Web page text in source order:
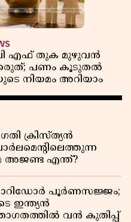
പി എഫ് തുക മുഴുവൻ
പണം കൂടുതൽ
നിയമം അറിയാം
ക്രിസ്ത്യൻ
അജണ്ട എന്ത്?
പൂർണസജ്ജം;
ഇന്ത്യൻ
വൻ കുതിപ്പ്